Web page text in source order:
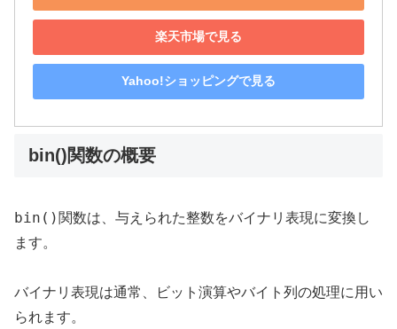
楽天市場で見る
Yahoo!ショッピングで見る
bin()関数の概要
bin() 関数は、与えられた整数をバイナリ表現に変換し
ます。
バイナリ表現は通常、ビット演算やバイト列の処理に用い
られます。